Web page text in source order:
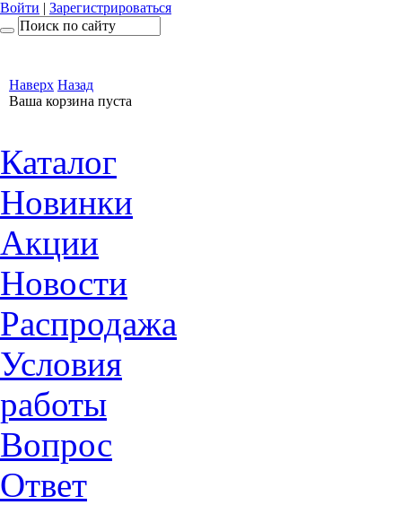
Войти | Зарегистрироваться
Наверх Назад
Ваша корзина пуста
Каталог
Новинки
Акции
Новости
Распродажа
Условия
работы
Вопрос
Ответ